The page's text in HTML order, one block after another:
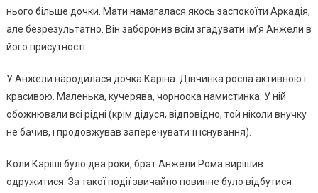
нього більше дочки. Мати намагалася якось заспокоїти Аркадія,
але безрезультатно. Він заборонив всім згадувати ім’я Анжели в
його присутності.
У Анжели наpoдилася дочка Каріна. Дівчинка росла активною і
красивою. Маленька, кучерява, чорноока намистинка. У ній
обожнювали всі рідні (крім дідуся, відповідно, той ніколи внучку
не бачив, і продовжував заперечувати її існування).
Коли Карiшi було два роки, брат Анжели Рома вирішив
одружитися. За такої події звичайно повиннe булo відбутися